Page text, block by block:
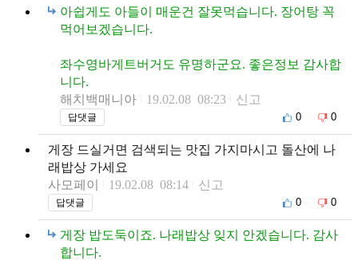
아쉽게도 아들이 매운건 잘못먹습니다. 장어탕 꼭
먹어보겠습니다.
좌수영바게트버거도 유명하군요. 좋은정보 감사합
니다.
해치백매니아
19.02.08 08:23 신고
답댓글 0 0
게장 드실거면 검색되는 맛집 가지마시고 돌산에 나
래밥상 가세요
사모페이
19.02.08 08:14 신고
답댓글 0 0
게장 밥도둑이죠. 나래밥상 잊지 안겠습니다. 감사
합니다.